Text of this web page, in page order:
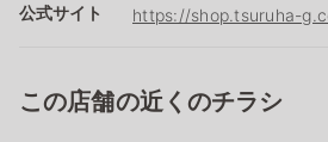
公式サイト https://shop.tsuruha-
この店舗の近くのチラシ